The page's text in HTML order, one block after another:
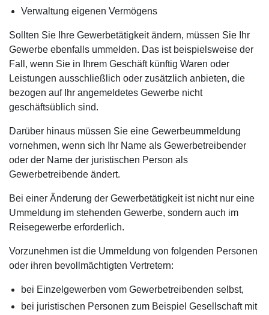
Verwaltung eigenen Vermögens
Sollten Sie Ihre Gewerbetätigkeit ändern, müssen Sie Ihr
Gewerbe ebenfalls ummelden. Das ist beispielsweise der
Fall, wenn Sie in Ihrem Geschäft künftig Waren oder
Leistungen ausschließlich oder zusätzlich anbieten, die
bezogen auf Ihr angemeldetes Gewerbe nicht
geschäftsüblich sind.
Darüber hinaus müssen Sie eine Gewerbeummeldung
vornehmen, wenn sich Ihr Name als Gewerbetreibender
oder der Name der juristischen Person als
Gewerbetreibende ändert.
Bei einer Änderung der Gewerbetätigkeit ist nicht nur eine
Ummeldung im stehenden Gewerbe, sondern auch im
Reisegewerbe erforderlich.
Vorzunehmen ist die Ummeldung von folgenden Personen
oder ihren bevollmächtigten Vertretern:
bei Einzelgewerben vom Gewerbetreibenden selbst,
bei juristischen Personen zum Beispiel Gesellschaft mit